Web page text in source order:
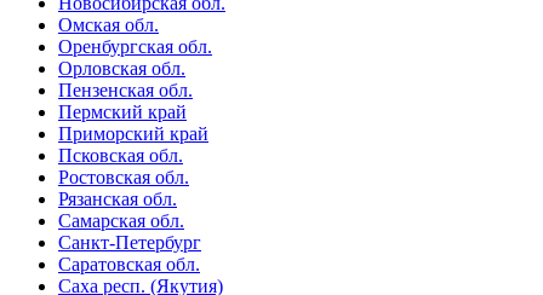
Омская обл.
Оренбургская обл.
Орловская обл.
Пензенская обл.
Пермский край
Приморский край
Псковская обл.
Ростовская обл.
Рязанская обл.
Самарская обл.
Санкт-Петербург
Саратовская обл.
Саха респ. (Якутия)